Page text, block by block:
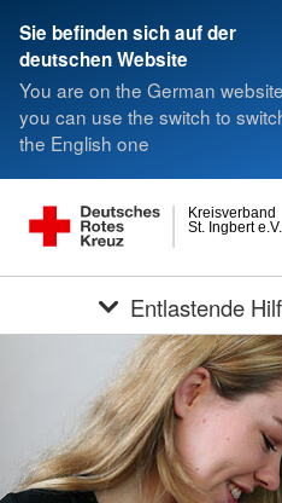
Sie befinden sich auf der
deutschen Website
You are on the German
you can use the switch to
the English one
St. Ingbert e.V.
Kreisverband
Entlastende